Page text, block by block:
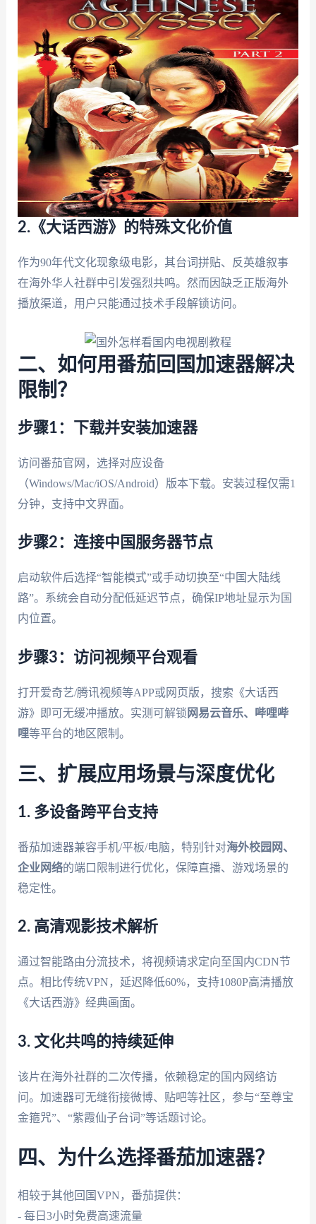
2.《大话西游》的特殊文化价值
作为90年代文化现象级电影，其台词拼贴、反英雄叙事
在海外华人社群中引发强烈共鸣。然而因缺乏正版海外
播放渠道，用户只能通过技术手段解锁访问。
二、如何用番茄回国加速器解决
限制？
步骤1：下载并安装加速器
访问番茄官网，选择对应设备
（Windows/Mac/iOS/Android）版本下载。安装过程仅需1
分钟，支持中文界面。
步骤2：连接中国服务器节点
启动软件后选择“智能模式”或手动切换至“中国大陆线
路”。系统会自动分配低延迟节点，确保IP地址显示为国
内位置。
步骤3：访问视频平台观看
打开爱奇艺/腾讯视频等APP或网页版，搜索《大话西
游》即可无缓冲播放。实测可解锁 网易云音乐、哔哩哔
哩等平台的地区限制。
三、扩展应用场景与深度优化
1. 多设备跨平台支持
番茄加速器兼容手机/平板/电脑，特别针对海外校园网、
企业网络的端口限制进行优化，保障直播、游戏场景的
稳定性。
2. 高清观影技术解析
通过智能路由分流技术，将视频请求定向至国内CDN节
点。相比传统VPN，延迟降低60%，支持1080P高清播放
《大话西游》经典画面。
3. 文化共鸣的持续延伸
该片在海外社群的二次传播，依赖稳定的国内网络访
问。加速器可无缝衔接微博、贴吧等社区，参与“至尊宝
金箍咒”、“紫霞仙子台词”等话题讨论。
四、为什么选择番茄加速器？
相较于其他回国VPN，番茄提供：
- 每日3小时免费高速流量